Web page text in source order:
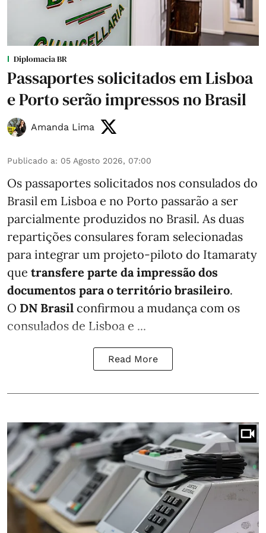
Diplomacia BR
Passaportes solicitados em Lisboa
e Porto serão impressos no Brasil
Amanda Lima
Publicado a: 05 Agosto 2026, 07:00
Os passaportes solicitados nos consulados do
Brasil em Lisboa e no Porto passarão a ser
parcialmente produzidos no Brasil. As duas
repartições consulares foram selecionadas
para integrar um projeto-piloto do Itamaraty
que transfere parte da impressão dos
documentos para o território brasileiro.
O DN Brasil confirmou a mudança com os
consulados de Lisboa e ...
Read More